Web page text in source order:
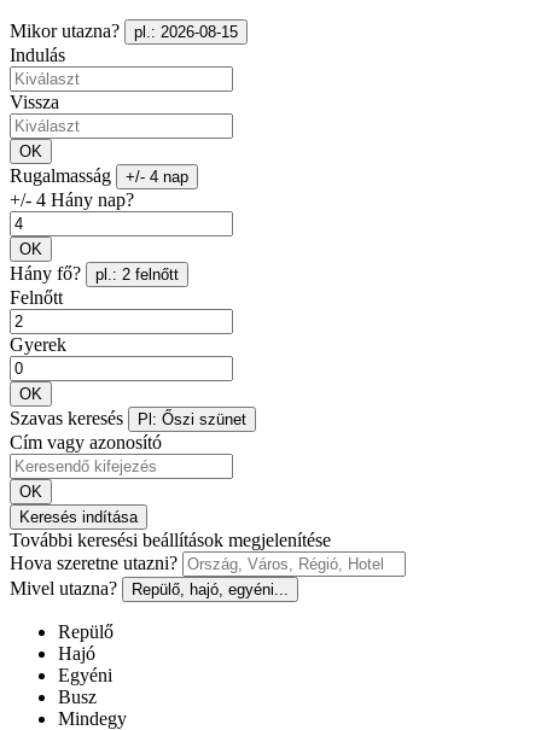
Mikor utazna? pl.: 2026-08-15
Indulás
Vissza
OK
Rugalmasság +/- 4 nap
+/- 4 Hány nap?
OK
Hány fő? pl.: 2 felnőtt
Felnőtt
Gyerek
OK
Szavas keresés Pl: Őszi szünet
Cím vagy azonosító
OK
Keresés indítása
További keresési beállítások megjelenítése
Hova szeretne utazni?
Mivel utazna?
Repülő, hajó, egyéni...
Repülő
Hajó
Egyéni
Busz
Mindegy